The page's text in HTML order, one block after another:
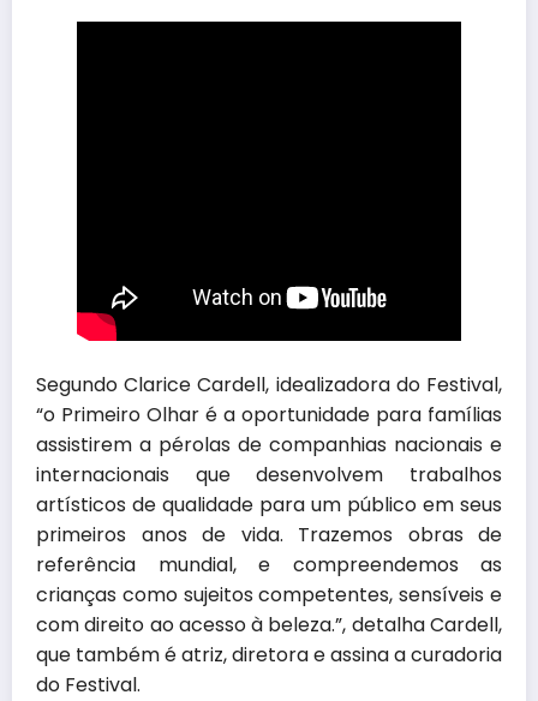
Segundo Clarice Cardell, idealizadora do Festival,
“o Primeiro Olhar é a oportunidade para famílias
assistirem a pérolas de companhias nacionais e
internacionais que desenvolvem trabalhos
artísticos de qualidade para um público em seus
primeiros anos de vida. Trazemos obras de
referência mundial, e compreendemos as
crianças como sujeitos competentes, sensíveis e
com direito ao acesso à beleza.”, detalha Cardell,
que também é atriz, diretora e assina a curadoria
do Festival.